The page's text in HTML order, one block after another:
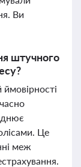
Ви
штучного
Це
меж